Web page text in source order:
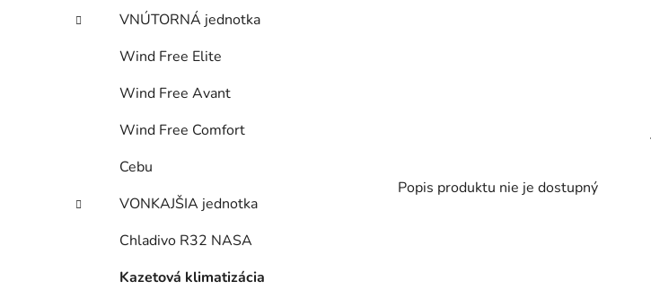
VNÚTORNÁ jednotka
Wind Free Elite
Wind Free Avant
Wind Free Comfort
Cebu
VONKAJŠIA jednotka
Chladivo R32 NASA
Kazetová klimatizácia
Popis produktu nie je dostupný